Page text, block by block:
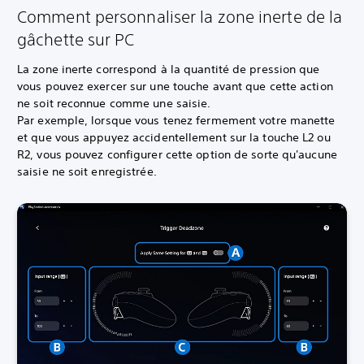
Comment personnaliser la zone inerte de la
gâchette sur PC
La zone inerte correspond à la quantité de pression que
vous pouvez exercer sur une touche avant que cette action
ne soit reconnue comme une saisie.
Par exemple, lorsque vous tenez fermement votre manette
et que vous appuyez accidentellement sur la touche L2 ou
R2, vous pouvez configurer cette option de sorte qu'aucune
saisie ne soit enregistrée.